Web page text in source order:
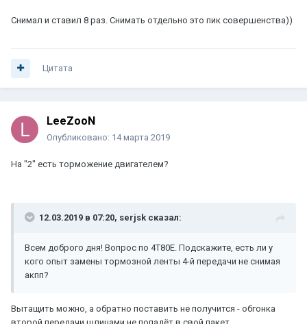
Снимал и ставил 8 раз. Снимать отдельно это пик совершенства))
Цитата
LeeZooN
Опубликовано: 14 марта 2019
На "2" есть торможение двигателем?
12.03.2019 в 07:20, serjsk сказал:
Всем доброго дня! Вопрос по 4T80E. Подскажите, есть ли у
кого опыт замены тормозной ленты 4-й передачи не снимая
акпп?
Вытащить можно, а обратно поставить не получится - обгонка